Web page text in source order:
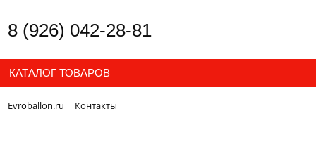
8 (926) 042-28-81
КАТАЛОГ ТОВАРОВ
Evroballon.ru Контакты